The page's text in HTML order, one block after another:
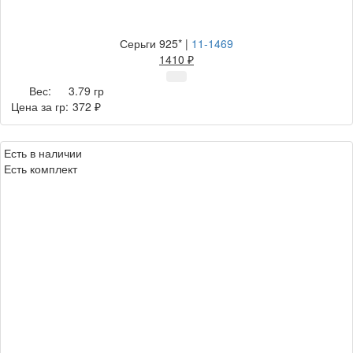
Серьги 925* | 11-1469
1410 ₽
Вес:
3.79 гр
Цена за гр: 372 ₽
Есть в наличии
Есть комплект